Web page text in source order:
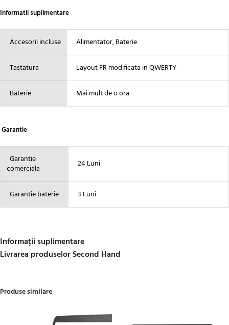
Informatii suplimentare
Accesorii incluse Alimentator, Baterie
Tastatura Layout FR modificata in QWERTY
Baterie Mai mult de o ora
Garantie
Garantie
comerciala
24 Luni
Garantie baterie 3 Luni
Informații suplimentare
Livrarea produselor Second Hand
Produse similare